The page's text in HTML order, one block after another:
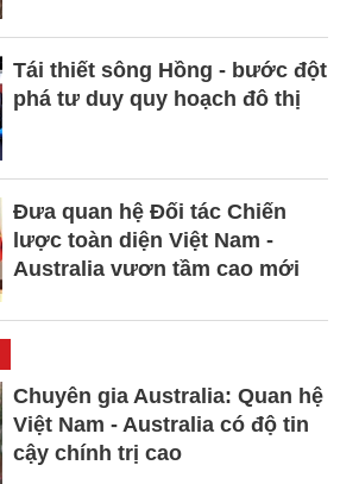
Tái thiết sông Hồng - bước đột
phá tư duy quy hoạch đô thị
Đưa quan hệ Đối tác Chiến
lược toàn diện Việt Nam -
Australia vươn tầm cao mới
Chuyên gia Australia: Quan hệ
Việt Nam - Australia có độ tin
cậy chính trị cao